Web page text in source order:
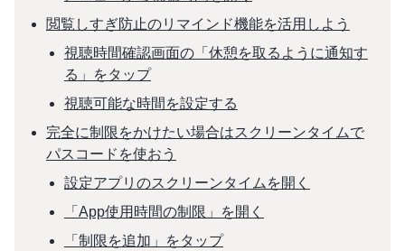
閲覧しすぎ防止のリマインド機能を活用しよう
視聴時間確認画面の「休憩を取るように通知す
る」をタップ
視聴可能な時間を設定する
完全に制限をかけたい場合はスクリーンタイムで
パスコードを使おう
設定アプリのスクリーンタイムを開く
「App使用時間の制限」を開く
「制限を追加」をタップ